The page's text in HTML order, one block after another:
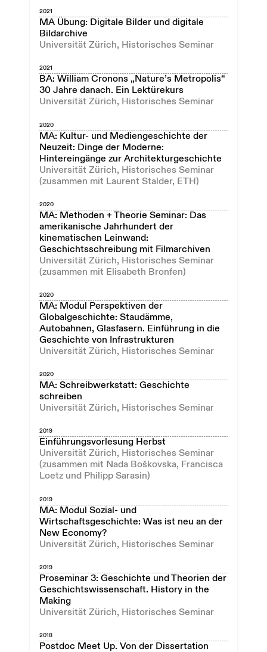
2021
MA Übung: Digitale Bilder und digitale
Bildarchive
Universität Zürich, Historisches Seminar
2021
BA: William Cronons „Nature’s Metropolis“
30 Jahre danach. Ein Lektürekurs
Universität Zürich, Historisches Seminar
2020
MA: Kultur- und Mediengeschichte der
Neuzeit: Dinge der Moderne:
Hintereingänge zur Architekturgeschichte
Universität Zürich, Historisches Seminar
(zusammen mit Laurent Stalder, ETH)
2020
MA: Methoden + Theorie Seminar: Das
amerikanische Jahrhundert der
kinematischen Leinwand:
Geschichtsschreibung mit Filmarchiven
Universität Zürich, Historisches Seminar
(zusammen mit Elisabeth Bronfen)
2020
MA: Modul Perspektiven der
Globalgeschichte: Staudämme,
Autobahnen, Glasfasern. Einführung in die
Geschichte von Infrastrukturen
Universität Zürich, Historisches Seminar
2020
MA: Schreibwerkstatt: Geschichte
schreiben
Universität Zürich, Historisches Seminar
2019
Einführungsvorlesung Herbst
Universität Zürich, Historisches Seminar
(zusammen mit Nada Boškovska, Francisca
Loetz und Philipp Sarasin)
2019
MA: Modul Sozial- und
Wirtschaftsgeschichte: Was ist neu an der
New Economy?
Universität Zürich, Historisches Seminar
2019
Proseminar 3: Geschichte und Theorien der
Geschichtswissenschaft. History in the
Making
Universität Zürich, Historisches Seminar
2018
Postdoc Meet Up. Von der Dissertation